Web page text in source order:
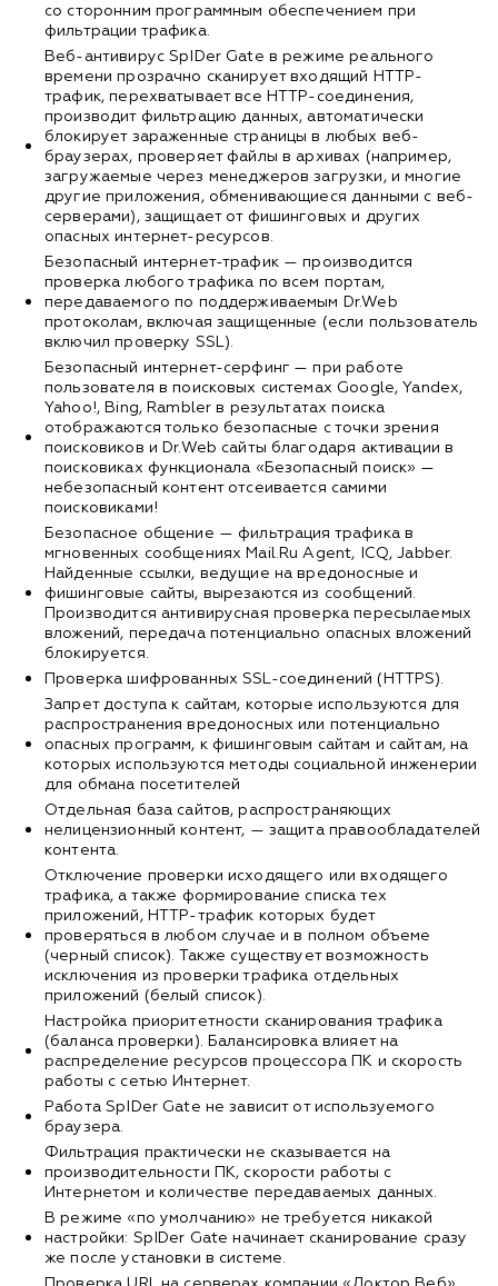
со сторонним программным обеспечением при
фильтрации трафика.
Веб-антивирус SpIDer Gate в режиме реального
времени прозрачно сканирует входящий HTTP-
трафик, перехватывает все HTTP-соединения,
производит фильтрацию данных, автоматически
блокирует зараженные страницы в любых веб-
браузерах, проверяет файлы в архивах (например,
загружаемые через менеджеров загрузки, и многие
другие приложения, обменивающиеся данными с веб-
серверами), защищает от фишинговых и других
опасных интернет-ресурсов.
Безопасный интернет-трафик — производится
проверка любого трафика по всем портам,
передаваемого по поддерживаемым Dr.Web
протоколам, включая защищенные (если пользователь
включил проверку SSL).
Безопасный интернет-серфинг — при работе
пользователя в поисковых системах Google, Yandex,
Yahoo!, Bing, Rambler в результатах поиска
отображаются только безопасные с точки зрения
поисковиков и Dr.Web сайты благодаря активации в
поисковиках функционала «Безопасный поиск» —
небезопасный контент отсеивается самими
поисковиками!
Безопасное общение — фильтрация трафика в
мгновенных сообщениях Mail.Ru Agent, ICQ, Jabber.
Найденные ссылки, ведущие на вредоносные и
фишинговые сайты, вырезаются из сообщений.
Производится антивирусная проверка пересылаемых
вложений, передача потенциально опасных вложений
блокируется.
Проверка шифрованных SSL-соединений (HTTPS).
Запрет доступа к сайтам, которые используются для
распространения вредоносных или потенциально
опасных программ, к фишинговым сайтам и сайтам, на
которых используются методы социальной инженерии
для обмана посетителей
Отдельная база сайтов, распространяющих
нелицензионный контент, — защита правообладателей
контента.
Отключение проверки исходящего или входящего
трафика, а также формирование списка тех
приложений, HTTP-трафик которых будет
проверяться в любом случае и в полном объеме
(черный список). Также существует возможность
исключения из проверки трафика отдельных
приложений (белый список).
Настройка приоритетности сканирования трафика
(баланса проверки). Балансировка влияет на
распределение ресурсов процессора ПК и скорость
работы с сетью Интернет.
Работа SpIDer Gate не зависит от используемого
браузера.
Фильтрация практически не сказывается на
производительности ПК, скорости работы с
Интернетом и количестве передаваемых данных.
В режиме «по умолчанию» не требуется никакой
настройки: SpIDer Gate начинает сканирование сразу
же после установки в системе.